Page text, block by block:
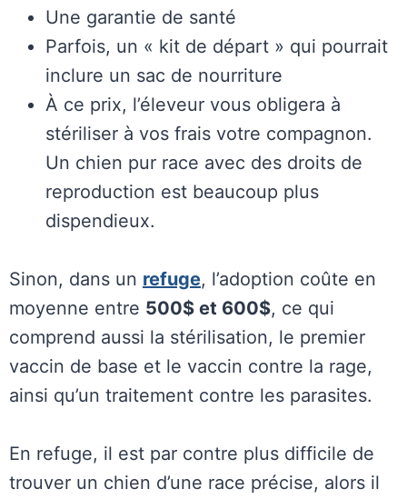
Une garantie de santé
Parfois, un « kit de départ » qui pourrait
inclure un sac de nourriture
À ce prix, l’éleveur vous obligera à
stériliser à vos frais votre compagnon.
Un chien pur race avec des droits de
reproduction est beaucoup plus
dispendieux.
Sinon, dans un refuge, l’adoption coûte en
moyenne entre 500$ et 600$, ce qui
comprend aussi la stérilisation, le premier
vaccin de base et le vaccin contre la rage,
ainsi qu’un traitement contre les parasites.
En refuge, il est par contre plus difficile de
trouver un chien d’une race précise, alors il